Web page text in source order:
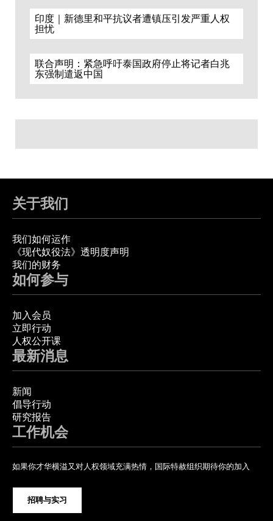
印度｜新德里和平抗议者遭镇压引发严重人权
担忧
联合声明：紧急呼吁泰国政府停止将记者白兆
东强制遣返中国
关于我们
我们如何运作
《现代奴役法》透明度声明
我们的财务
如何参与
加入会员
立即行动
人权公开课
最新消息
新闻
倡导行动
研究报告
工作机会
如果你才华横溢又对人权领域充满热情，国际特赦组织期待你的加入
招聘与实习